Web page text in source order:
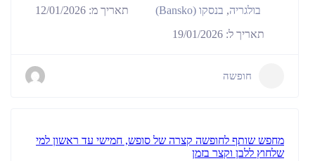
בולגריה, בנסקו (Bansko) תאריך מ: 12/01/2026
תאריך ל: 19/01/2026
חופשה
מחפש שותף לחופשה קצרה של סופש, חמישי עד ראשון למי
שלחוץ ללבן וקצר בזמן